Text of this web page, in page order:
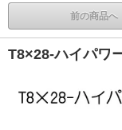
前の商品へ
T8×28-ハイパワ